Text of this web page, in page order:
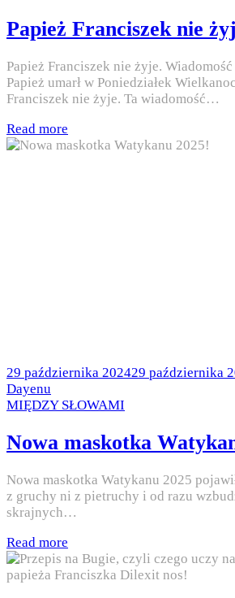
Papież Franciszek nie
Papież Franciszek nie żyje.
Papież umarł w Poniedziałek
Franciszek nie żyje. Ta wiadomość…
Read more
Posted
on
29 października 202429 października
by
Dayenu
Posted
MIĘDZY SŁOWAMI
Nowa maskotka
Nowa maskotka Watykanu 2025
z gruchy ni z pietruchy i od razu
skrajnych…
Read more